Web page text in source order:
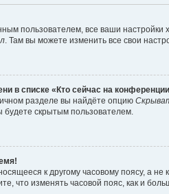
пользователем, все ваши
. Там вы можете изменить все свои
в списке «Кто сейчас на
разделе вы найдёте опцию
скрытым пользователем.
к другому часовому поясу, а не
что изменять часовой пояс, как и